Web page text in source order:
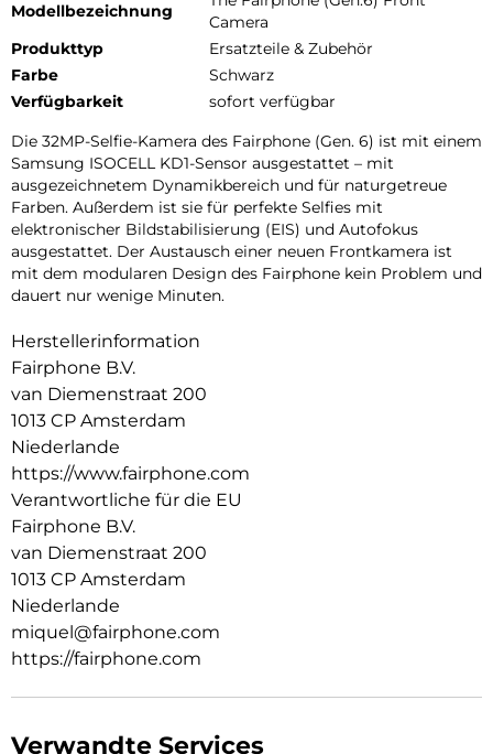
Modellbezeichnung
Camera
Produkttyp
Ersatzteile & Zubehör
Farbe
Schwarz
Verfügbarkeit
sofort verfügbar
Die 32MP-Selfie-Kamera des Fairphone (Gen. 6) ist mit einem
Samsung ISOCELL KD1-Sensor ausgestattet – mit
ausgezeichnetem Dynamikbereich und für naturgetreue
Farben. Außerdem ist sie für perfekte Selfies mit
elektronischer Bildstabilisierung (EIS) und Autofokus
ausgestattet. Der Austausch einer neuen Frontkamera ist
mit dem modularen Design des Fairphone kein Problem und
dauert nur wenige Minuten.
Herstellerinformation
Fairphone B.V.
van Diemenstraat 200
1013 CP Amsterdam
Niederlande
https://www.fairphone.com
Verantwortliche für die EU
Fairphone B.V.
van Diemenstraat 200
1013 CP Amsterdam
Niederlande
miquel@fairphone.com
https://fairphone.com
Verwandte Services